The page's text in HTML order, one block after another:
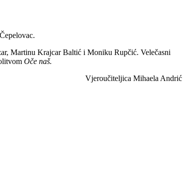
Martinu Krajcar Baltić i Moniku Rupčić. Velečasni
Oče naš.
Vjeroučiteljica Mihaela Andrić